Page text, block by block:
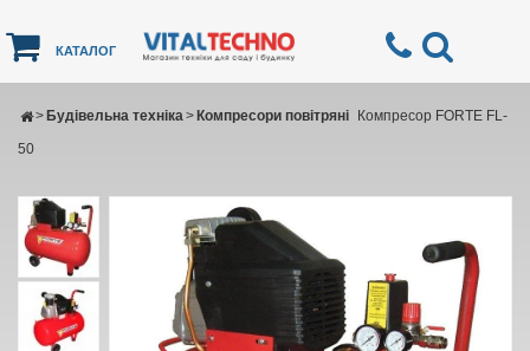
КАТАЛОГ
Будівельна техніка
> Компресори повітряні
>
Компресор FORTE FL-
50